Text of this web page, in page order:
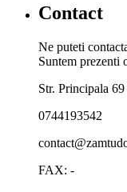
Contact
Ne puteti
Suntem prezenti
Str. Principala
0744193542
FAX: -